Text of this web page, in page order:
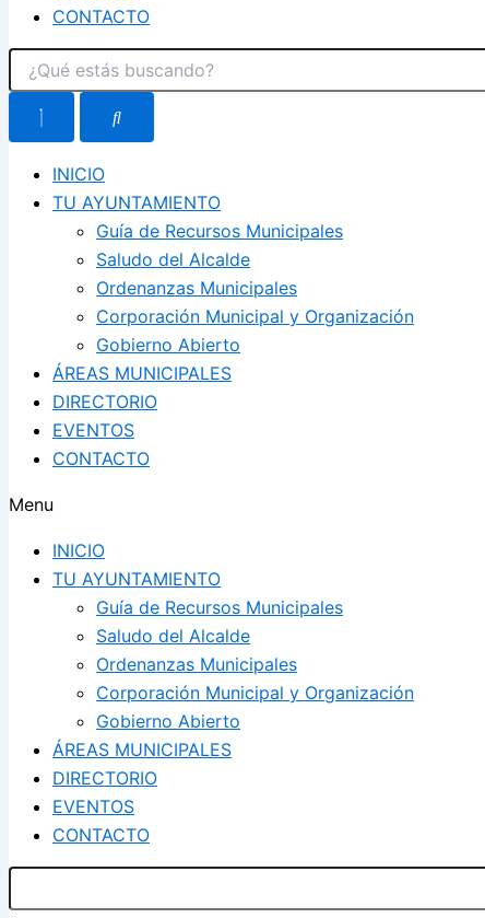
CONTACTO
INICIO
TU AYUNTAMIENTO
Guía de Recursos Municipales
Saludo del Alcalde
Ordenanzas Municipales
Corporación Municipal y Organización
Gobierno Abierto
ÁREAS MUNICIPALES
DIRECTORIO
EVENTOS
CONTACTO
Menu
INICIO
TU AYUNTAMIENTO
Guía de Recursos Municipales
Saludo del Alcalde
Ordenanzas Municipales
Corporación Municipal y Organización
Gobierno Abierto
ÁREAS MUNICIPALES
DIRECTORIO
EVENTOS
CONTACTO